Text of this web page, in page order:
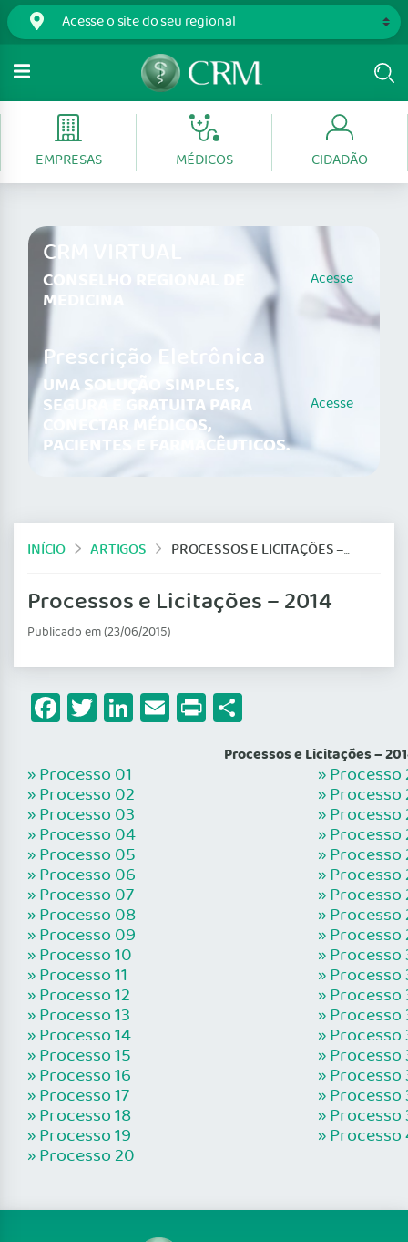
EMPRESAS MÉDICOS CIDADÃO
CRM VIRTUAL
CONSELHO REGIONAL DE
MEDICINA
Acesse
Prescrição Eletrônica
UMA SOLUÇÃO SIMPLES,
SEGURA E GRATUITA PARA
CONECTAR MÉDICOS,
PACIENTES E FARMACÊUTICOS.
Acesse
INÍCIO ARTIGOS PROCESSOS E LICITAÇÕES – 2014
Processos e Licitações – 2014
Publicado em (23/06/2015)
Facebook
Twitter
LinkedIn
Email
Print
Processos e Licitações –
» Processo 01 » Processo
» Processo 02 » Processo
» Processo 03 » Processo
» Processo 04 » Processo
» Processo 05 » Processo
» Processo 06 » Processo
» Processo 07 » Processo
» Processo 08 » Processo
» Processo 09 » Processo
» Processo 10 » Processo
» Processo 11 » Processo
» Processo 12 » Processo
» Processo 13 » Processo
» Processo 14 » Processo
» Processo 15 » Processo
» Processo 16 » Processo
» Processo 17 » Processo
» Processo 18 » Processo
» Processo 19 » Processo
» Processo 20